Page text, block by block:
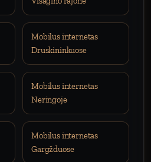
Mobilus internetas
Druskininkuose
Mobilus internetas
Neringoje
Mobilus internetas
Gargžduose